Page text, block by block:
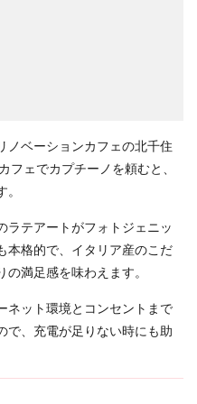
ノベーションカフェの北千住
フェでカプチーノを頼むと、
ラテアートがフォトジェニッ
本格的で、イタリア産のこだ
満足感を味わえます。
ネット環境とコンセントまで
で、充電が足りない時にも助